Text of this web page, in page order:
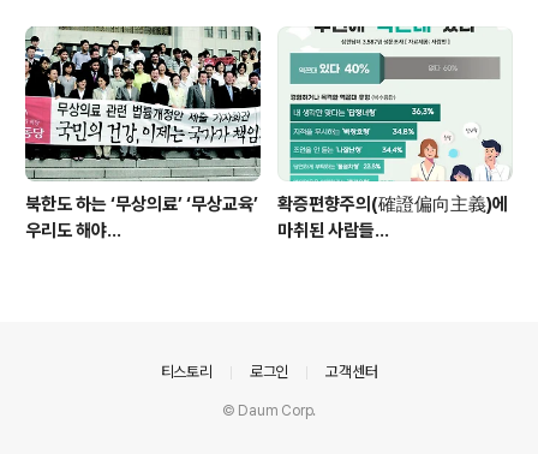
북한도 하는 ‘무상의료’ ‘무상교육’
우리도 해야...
확증편향주의(確證偏向主義)에
마취된 사람들...
티스토리 로그인 고객센터
© Daum Corp.